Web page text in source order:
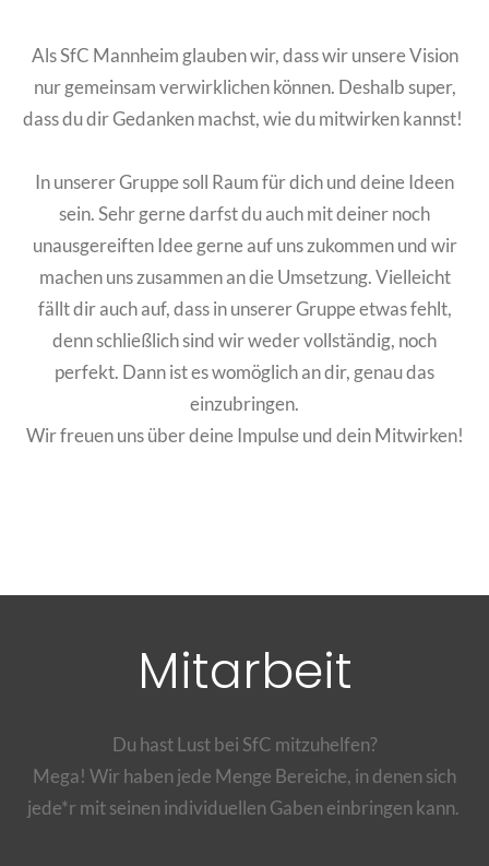
Als SfC Mannheim glauben wir, dass wir unsere Vision
nur gemeinsam verwirklichen können. Deshalb super,
dass du dir Gedanken machst, wie du mitwirken kannst!
In unserer Gruppe soll Raum für dich und deine Ideen
sein. Sehr gerne darfst du auch mit deiner noch
unausgereiften Idee gerne auf uns zukommen und wir
machen uns zusammen an die Umsetzung. Vielleicht
fällt dir auch auf, dass in unserer Gruppe etwas fehlt,
denn schließlich sind wir weder vollständig, noch
perfekt. Dann ist es womöglich an dir, genau das
einzubringen.
Wir freuen uns über deine Impulse und dein Mitwirken!
Mitarbeit
Du hast Lust bei SfC mitzuhelfen?
Mega! Wir haben jede Menge Bereiche, in denen sich
jede*r mit seinen individuellen Gaben einbringen kann.